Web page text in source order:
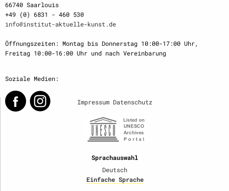
66740 Saarlouis
+49 (0) 6831 - 460 530
info@institut-aktuelle-kunst.de
Öffnungszeiten: Montag bis Donnerstag 10:00-17:00 Uhr,
Freitag 10:00-16:00 Uhr und nach Vereinbarung
Soziale Medien:
Impressum Datenschutz
Sprachauswahl
Deutsch
Einfache Sprache